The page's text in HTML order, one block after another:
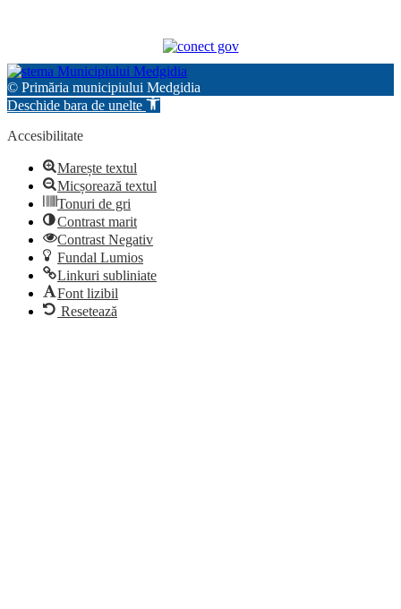
© Primăria municipiului Medgidia
Deschide bara de unelte
Accesibilitate
Marește textul
Micșorează textul
Tonuri de gri
Contrast marit
Contrast Negativ
Fundal Lumios
Linkuri subliniate
Font lizibil
Resetează